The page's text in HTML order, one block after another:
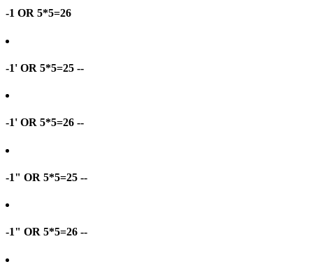
-1 OR 5*5=26
-1' OR 5*5=25 --
-1' OR 5*5=26 --
-1" OR 5*5=25 --
-1" OR 5*5=26 --